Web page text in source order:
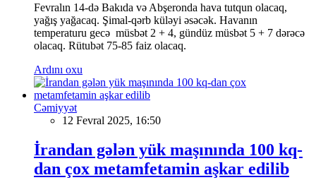
Fevralın 14-də Bakıda və Abşeronda hava tutqun olacaq,
yağış yağacaq. Şimal-qərb küləyi əsəcək. Havanın
temperaturu gecə müsbət 2 + 4, gündüz müsbət 5 + 7 dərəcə
olacaq. Rütubət 75-85 faiz olacaq.
Ardını oxu
Cəmiyyət
12 Fevral 2025, 16:50
İrandan gələn yük maşınında 100 kq-
dan çox metamfetamin aşkar edilib